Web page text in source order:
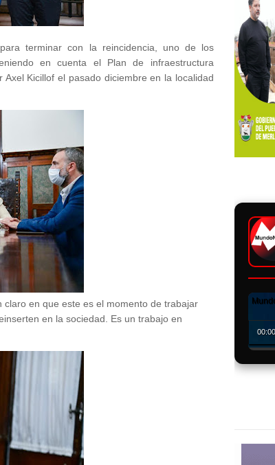
terminar con la reincidencia, uno de los
en cuenta el Plan de infraestructura
Kicillof el pasado diciembre en la localidad
claro en que este es el momento de trabajar
en la sociedad. Es un trabajo en